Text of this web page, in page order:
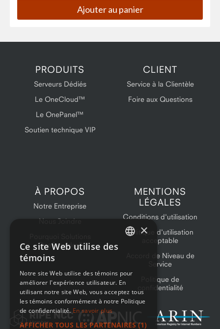
PRODUITS
Serveurs Dédiés
Le OneCloud™
Le OnePanel™
Soutien technique VIP
CLIENT
Service à la Clientèle
Foire aux Questions
À PROPOS
Notre Entreprise
Nous Joindre
OneProvider?
MENTIONS
LÉGALES
Conditions d'utilisation
Politique d'utilisation
acceptable
Accord de Niveau de
Service
Politique de
confidentialité
×
Ce site Web utilise des
témoins
Notre site Web utilise des témoins pour
améliorer l'expérience utilisateur. En
utilisant notre site Web, vous acceptez tous
les témoins conformément à notre Politique
de confidentialité. En savoir plus
AFFICHER TOUS LES PARTENAIRES (1)